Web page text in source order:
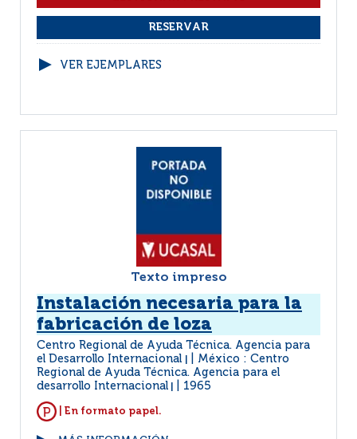
VER EJEMPLARES
Texto impreso
Instalación necesaria para la
fabricación de loza
Centro Regional de Ayuda Técnica. Agencia para
el Desarrollo Internacional
México : Centro
Regional de Ayuda Técnica. Agencia para el
desarrollo Internacional
1965
| En formato papel.